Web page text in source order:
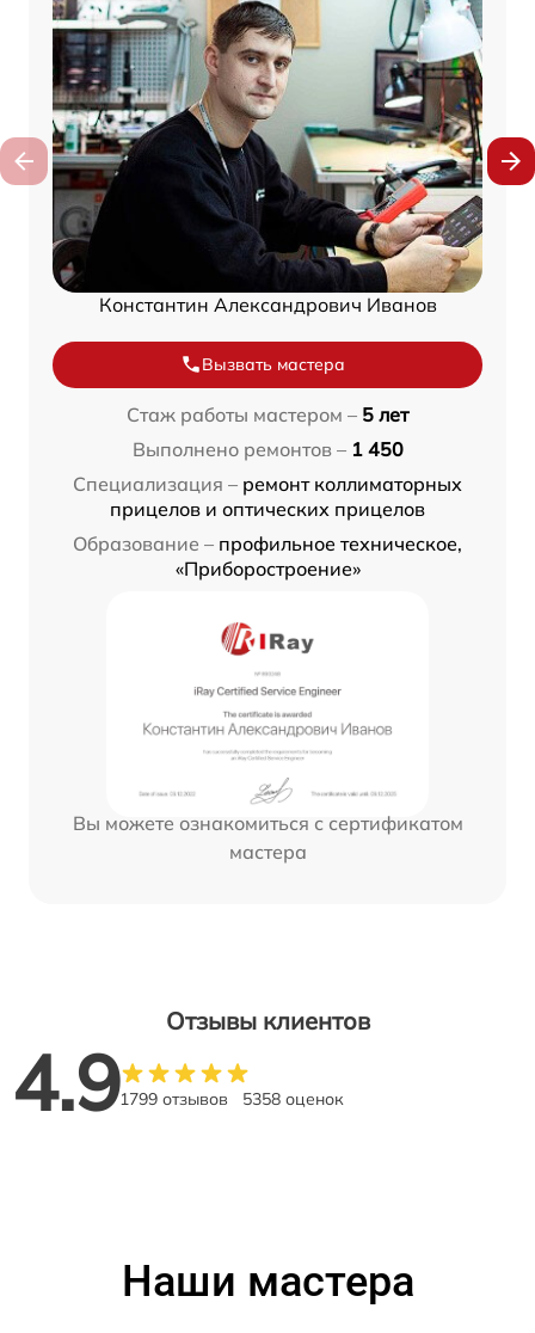
Константин Александрович Иванов
Вызвать мастера
Стаж работы мастером – 5 лет
Выполнено ремонтов – 1 450
Специализация – ремонт коллиматорных
прицелов и оптических прицелов
Образование – профильное техническое,
«Приборостроение»
Вы можете ознакомиться с сертификатом
мастера
Отзывы клиентов
4.91799 отзывов 5358 оценок
Наши мастера